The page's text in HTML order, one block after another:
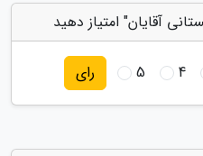
4
5 رای